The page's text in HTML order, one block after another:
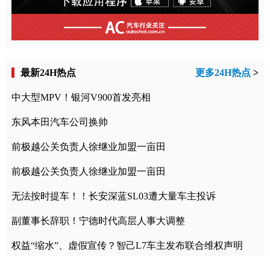
最新24H热点 更多24H热点 >
中大型MPV！银河V900首发亮相
东风本田汽车公司换帅
前极越公关负责人徐继业加盟一亩田
前极越公关负责人徐继业加盟一亩田
无法按时提车！！长安深蓝SL03遭大量车主投诉
副董事长辞职！宁德时代高层人事大调整
权益“缩水”、虚假宣传？智己L7车主发布联合维权声明